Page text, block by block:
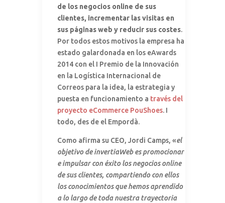
de los negocios online de sus
clientes, incrementar las visitas en
sus páginas web y reducir sus costes.
Por todos estos motivos la empresa ha
estado galardonada en los eAwards
2014 con el I Premio de la Innovación
en la Logística Internacional de
Correos para la idea, la estrategia y
puesta en funcionamiento a través del
proyecto eCommerce PouShoes. I
todo, des de el Empordà.
Como afirma su CEO, Jordi Camps, «el
objetivo de invertiaWeb es promocionar
e impulsar con éxito los negocios online
de sus clientes, compartiendo con ellos
los conocimientos que hemos aprendido
a lo largo de toda nuestra trayectoria